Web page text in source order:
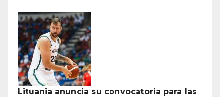
Lituania anuncia su convocatoria para las